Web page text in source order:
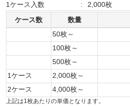
1ケース入数
:
2,000枚
ケース数
数量
50枚～
100枚～
500枚～
1ケース
2,000枚～
2ケース
4,000枚～
上記は1枚あたりの単価となります。